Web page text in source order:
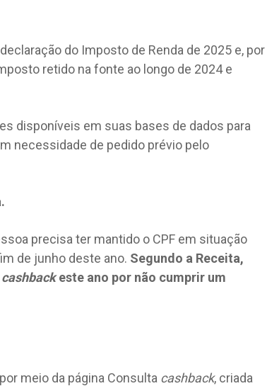
do Imposto de Renda de 2025 e, por
retido na fonte ao longo de 2024 e
disponíveis em suas bases de dados para
necessidade de pedido prévio pelo
precisa ter mantido o CPF em situação
de junho deste ano. Segundo a Receita,
cashbackeste ano por não cumprir um
meio da página Consulta cashback, criada